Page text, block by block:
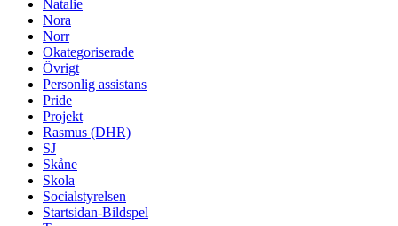
Natalie
Nora
Norr
Okategoriserade
Övrigt
Personlig assistans
Pride
Projekt
Rasmus (DHR)
SJ
Skåne
Skola
Socialstyrelsen
Startsidan-Bildspel